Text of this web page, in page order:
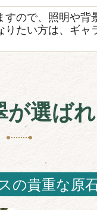
ので、照明や背
たい方は、ギャ
が選ば
の貴重な原